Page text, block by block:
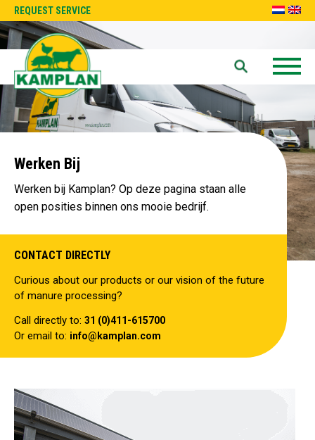
REQUEST SERVICE
Werken Bij
Werken bij Kamplan? Op deze pagina staan alle
open posities binnen ons mooie bedrijf.
CONTACT DIRECTLY
Curious about our products or our vision of the future
of manure processing?
Call directly to: 31 (0)411-615700
Or email to: info@kamplan.com